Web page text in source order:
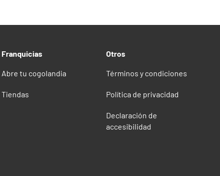
Franquicias
Abre tu cogolandia
Tiendas
Otros
Términos y condiciones
Política de privacidad
Declaración de
accesibilidad